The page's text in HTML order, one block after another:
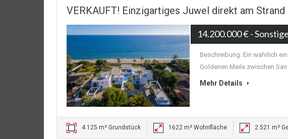
VERKAUFT! Einzigartiges Juwel direkt am
14.200.000 €-
Beschreibung: Ein wahrlich
Goldenen Meile zwischen San
Mehr Details
4.125 m² Grundstück 1622 m² Wohnfläche 2.521 m²